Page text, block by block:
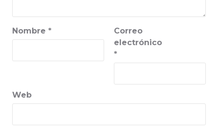
Nombre *
Correo
electrónico
*
Web